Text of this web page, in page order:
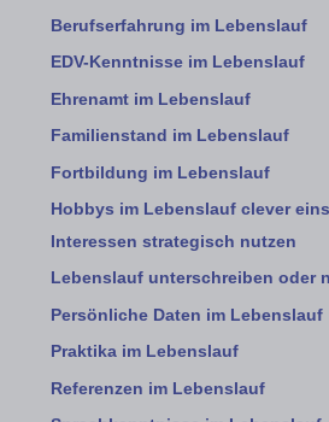
Berufserfahrung im Lebenslauf
EDV-Kenntnisse im Lebenslauf
Ehrenamt im Lebenslauf
Familienstand im Lebenslauf
Fortbildung im Lebenslauf
Hobbys im Lebenslauf clever
Interessen strategisch nutzen
Lebenslauf unterschreiben oder
Persönliche Daten im Lebenslauf
Praktika im Lebenslauf
Referenzen im Lebenslauf